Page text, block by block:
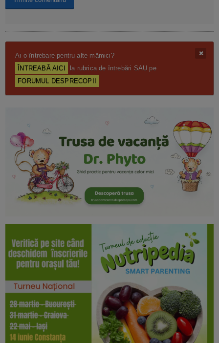
Ai o întrebare pentru alte mămici?
ÎNTREABĂ AICI
la rubrica de întrebări SAU pe
FORUMUL DESPRECOPII